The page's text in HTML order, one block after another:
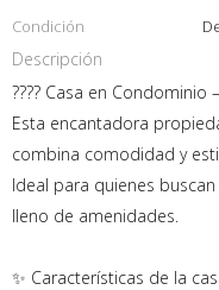
Condición
Descripción
???? Casa en Condominio
Esta encantadora
combina comodidad y
Ideal para quienes
lleno de amenidades.
✨ Características de la